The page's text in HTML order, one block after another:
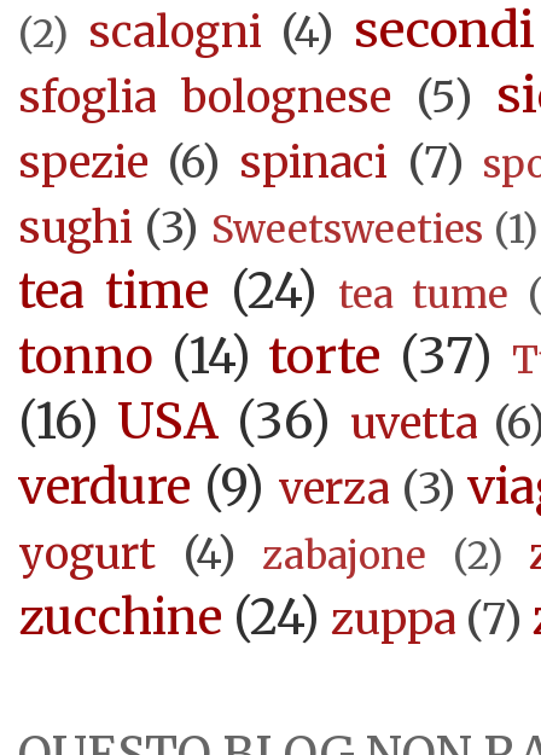
(2) scalogni (4) secondi
sfoglia bolognese (5)
spezie (6) spinaci (7)
sughi (3) Sweetsweeties (1)
tea time (24) tea tume
tonno (14) torte (37)
(16) USA (36) uvetta
verdure (9) verza (3)
yogurt (4) zabajone (2)
zucchine (24) zuppa (7)